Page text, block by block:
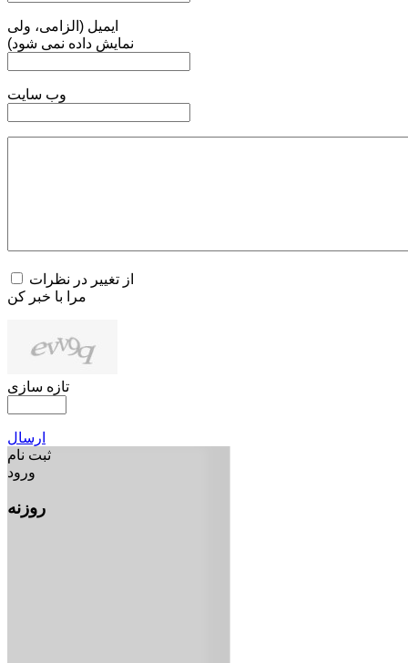
ایمیل (الزامی، ولی
نمایش داده نمی شود)
وب سایت
از تغییر در نظرات
مرا با خبر کن
تازه سازی
ارسال
ثبت نام
ورود
روزنه